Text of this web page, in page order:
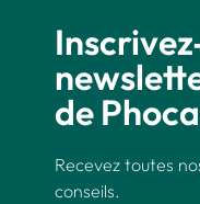
de
Recevez toutes
conseils.